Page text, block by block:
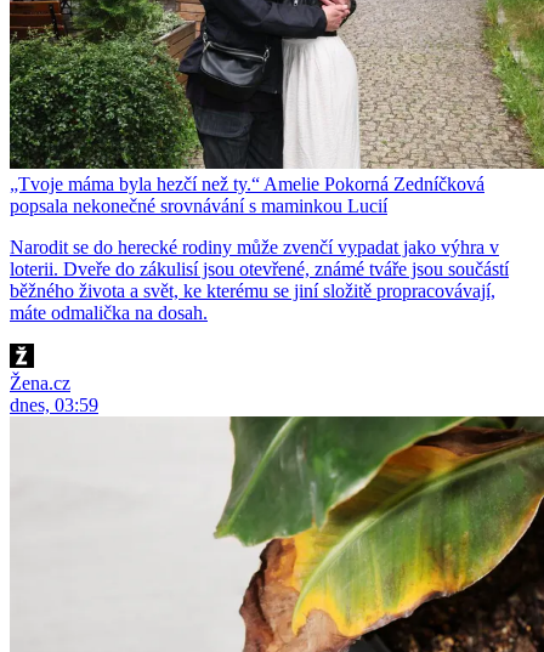
„Tvoje máma byla hezčí než ty.“ Amelie Pokorná Zedníčková
popsala nekonečné srovnávání s maminkou Lucií
Narodit se do herecké rodiny může zvenčí vypadat jako výhra v
loterii. Dveře do zákulisí jsou otevřené, známé tváře jsou součástí
běžného života a svět, ke kterému se jiní složitě propracovávají,
máte odmalička na dosah.
Žena.cz
dnes, 03:59